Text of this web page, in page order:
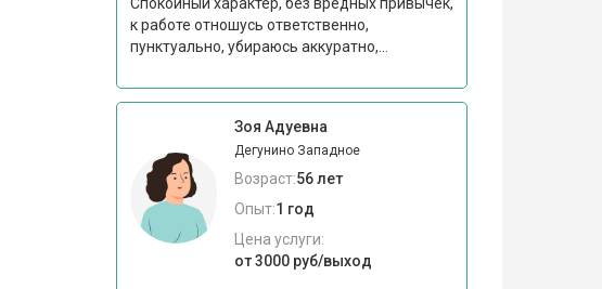
к работе отношусь ответственно,
пунктуально, убираюсь аккуратно,...
Зоя Адуевна
Дегунино Западное
Возраст:56 лет
Опыт:1 год
Цена услуги:
от 3000 руб/выход